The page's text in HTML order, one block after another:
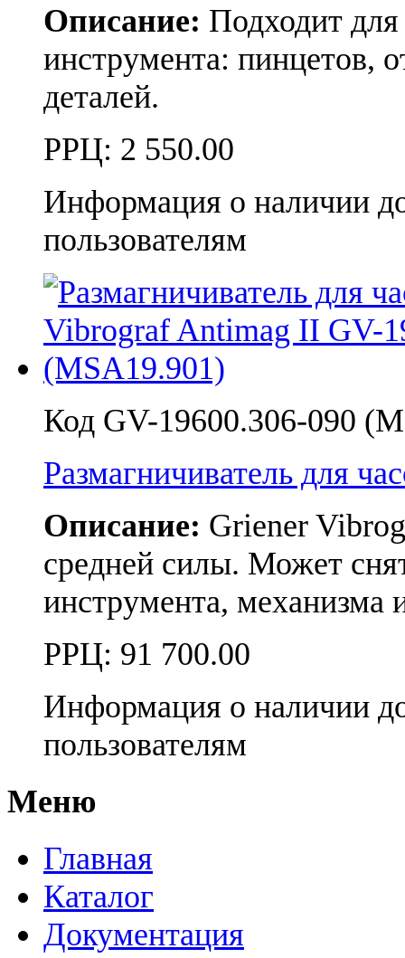
Описание: Подходит
инструмента: пинцетов,
деталей.
РРЦ: 2 550.00
Информация о наличии
пользователям
Код GV-19600.306-090
Размагничиватель для
Описание: Griener
средней силы. Может
инструмента, механизма
РРЦ: 91 700.00
Информация о наличии
пользователям
Меню
Главная
Каталог
Документация